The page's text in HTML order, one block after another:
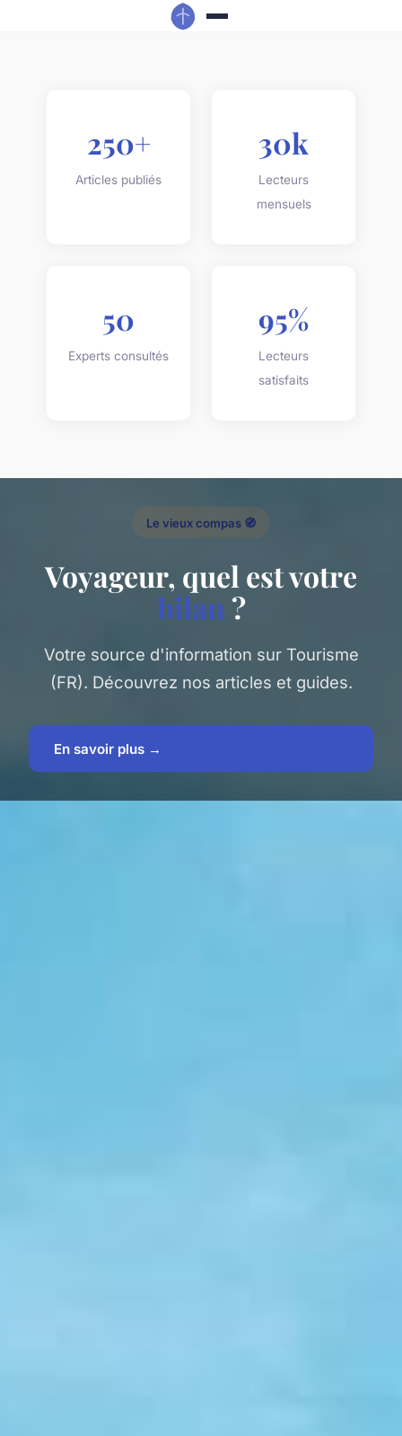
250+
Articles publiés
30k
Lecteurs
mensuels
50
Experts consultés
95%
Lecteurs
satisfaits
Le vieux compas 🧭
Voyageur, quel est votre
bilan ?
Votre source d'information sur Tourisme
(FR). Découvrez nos articles et guides.
En savoir plus →